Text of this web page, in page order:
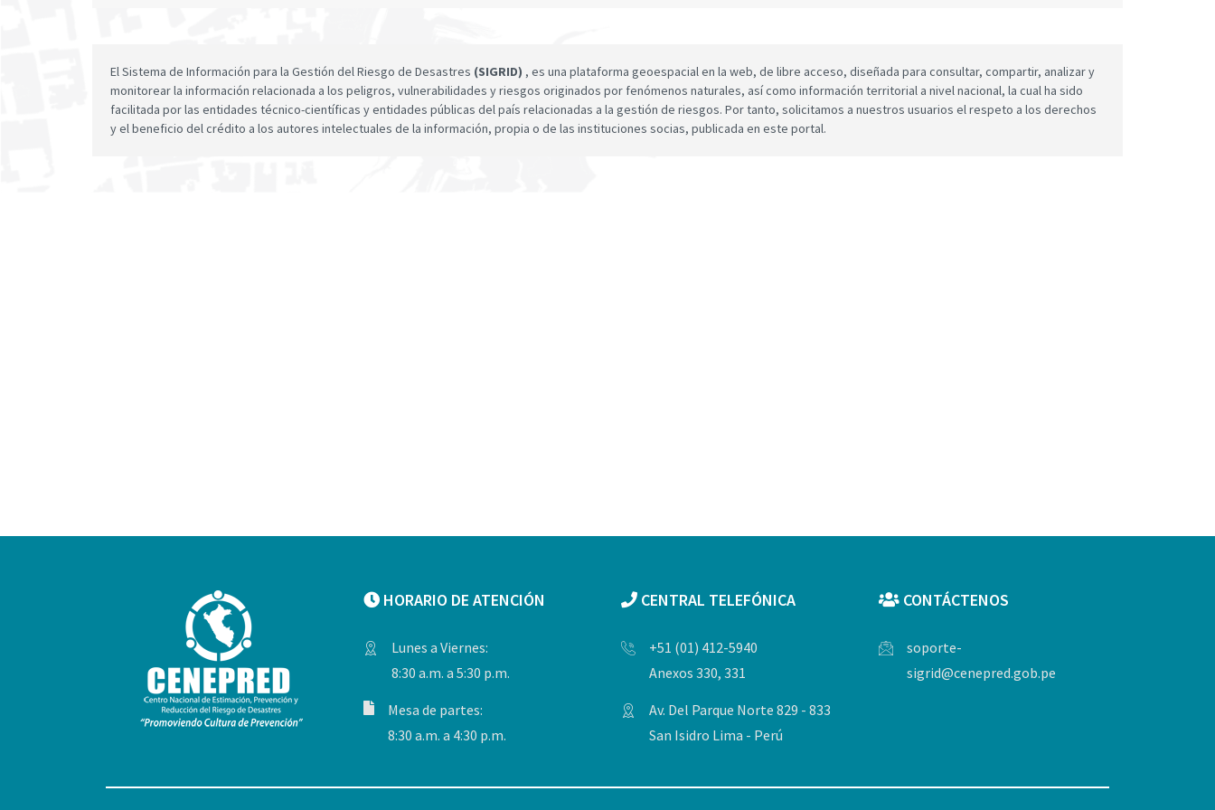
El Sistema de Información para la Gestión del Riesgo de Desastres (SIGRID) , es una plataforma geoespacial en la web, de libre acceso, diseñada para consultar, compartir, analizar y
monitorear la información relacionada a los peligros, vulnerabilidades y riesgos originados por fenómenos naturales, así como información territorial a nivel nacional, la cual ha sido
facilitada por las entidades técnico-científicas y entidades públicas del país relacionadas a la gestión de riesgos. Por tanto, solicitamos a nuestros usuarios el respeto a los derechos
y el beneficio del crédito a los autores intelectuales de la información, propia o de las instituciones socias, publicada en este portal.
HORARIO DE ATENCIÓN
Lunes a Viernes:
8:30 a.m. a 5:30 p.m.
Mesa de partes:
8:30 a.m. a 4:30 p.m.
CENTRAL TELEFÓNICA
+51 (01) 412-5940
Anexos 330, 331
Av. Del Parque Norte 829 - 833
San Isidro Lima - Perú
CONTÁCTENOS
soporte-
sigrid@cenepred.gob.pe